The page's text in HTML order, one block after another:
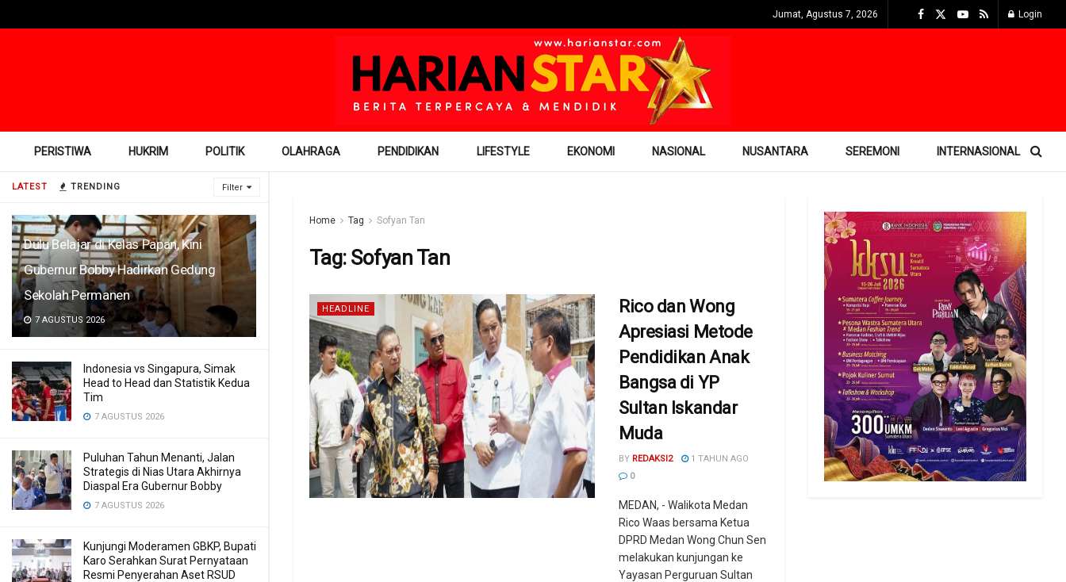
LATEST TRENDING Filter
Dulu Belajar di Kelas Papan, Kini
Gubernur Bobby Hadirkan Gedung
Sekolah Permanen
7 AGUSTUS 2026
Indonesia vs Singapura, Simak
Head to Head dan Statistik Kedua
Tim
7 AGUSTUS 2026
Puluhan Tahun Menanti, Jalan
Strategis di Nias Utara Akhirnya
Diaspal Era Gubernur Bobby
7 AGUSTUS 2026
Kunjungi Moderamen GBKP, Bupati
Karo Serahkan Surat Pernyataan
Resmi Penyerahan Aset RSUD
Jumat, Agustus 7, 2026 Login
PERISTIWA HUKRIM POLITIK OLAHRAGA PENDIDIKAN LIFESTYLE EKONOMI NASIONAL NUSANTARA SEREMONI INTERNASIONAL
Home Tag Sofyan Tan
Tag: Sofyan Tan
HEADLINE
Rico dan Wong
Apresiasi Metode
Pendidikan Anak
Bangsa di YP
Sultan Iskandar
Muda
BY REDAKSI2
1 TAHUN AGO
0
MEDAN, - Walikota Medan
Rico Waas bersama Ketua
DPRD Medan Wong Chun Sen
melakukan kunjungan ke
Yayasan Perguruan Sultan